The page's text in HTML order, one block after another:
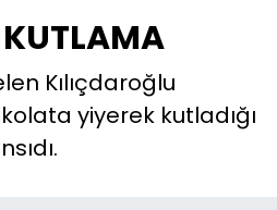
Kılıçdaroğlu
yiyerek kutladığı